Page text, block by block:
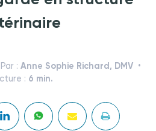
Par : Anne Sophie Richard, DMV
: 6 min.